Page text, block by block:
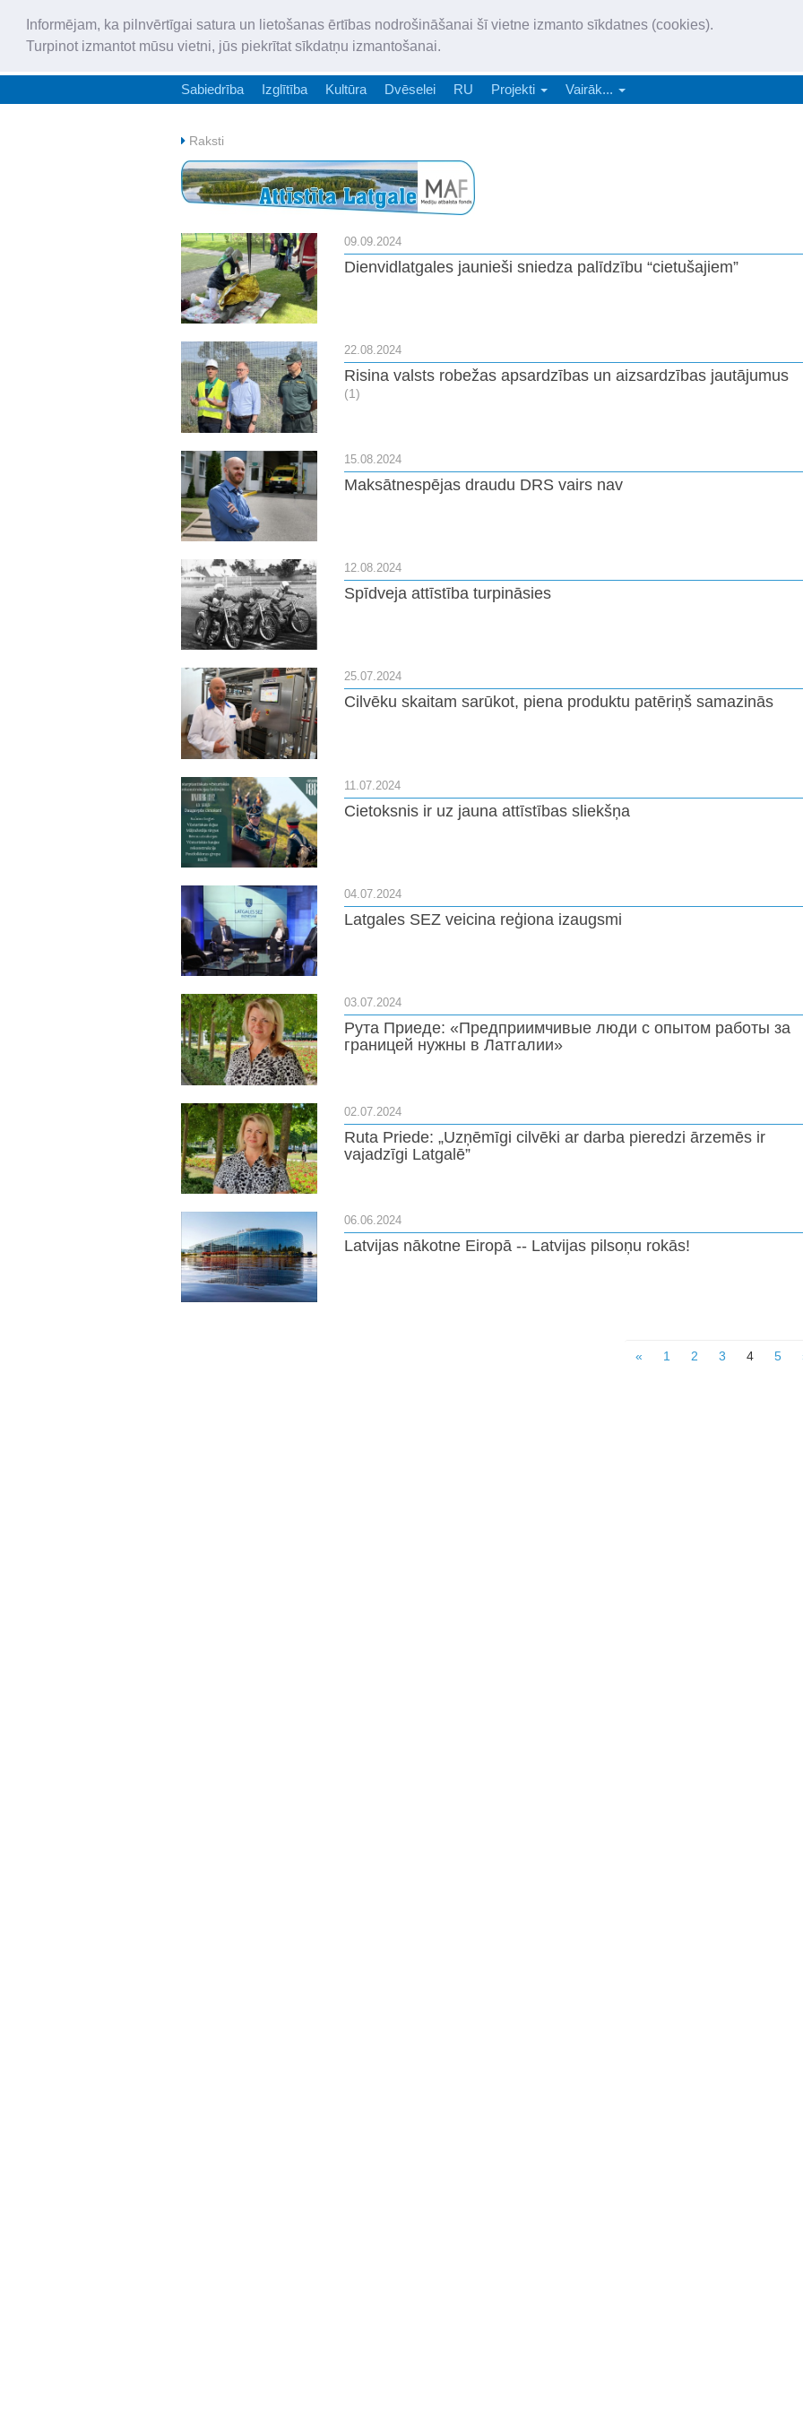
Informējam, ka pilnvērtīgai satura un lietošanas ērtības nodrošināšanai šī vietne izmanto sīkdatnes (cookies).
Turpinot izmantot mūsu vietni, jūs piekrītat sīkdatņu izmantošanai.
„Latgales Laiks” latviešu valodā aptver Daugavpils valstspilsētu,
Sabiedrība Izglītība Kultūra Dvēselei RU Projekti Vairāk...
Raksti
09.09.2024
Dienvidlatgales jaunieši sniedza palīdzību “cietušajiem”
22.08.2024
Risina valsts robežas apsardzības un aizsardzības jautājumus
(1)
15.08.2024
Maksātnespējas draudu DRS vairs nav
12.08.2024
Spīdveja attīstība turpināsies
25.07.2024
Cilvēku skaitam sarūkot, piena produktu patēriņš samazinās
11.07.2024
Cietoksnis ir uz jauna attīstības sliekšņa
04.07.2024
Latgales SEZ veicina reģiona izaugsmi
03.07.2024
Рута Приеде: «Предприимчивые люди с опытом работы за
границей нужны в Латгалии»
02.07.2024
Ruta Priede: „Uzņēmīgi cilvēki ar darba pieredzi ārzemēs ir
vajadzīgi Latgalē”
06.06.2024
Latvijas nākotne Eiropā -- Latvijas pilsoņu rokās!
« 1 2 3 4 5